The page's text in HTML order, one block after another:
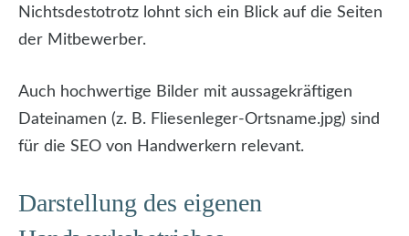
Nichtsdestotrotz lohnt sich ein Blick auf die Seiten
der Mitbewerber.
Auch hochwertige Bilder mit aussagekräftigen
Dateinamen (z. B. Fliesenleger-Ortsname.jpg) sind
für die SEO von Handwerkern relevant.
Darstellung des eigenen